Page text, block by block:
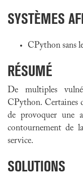
SYSTÈMES
CPython sans
RÉSUMÉ
De multiples
CPython. Certaines
de provoquer une
contournement de
service.
SOLUTIONS